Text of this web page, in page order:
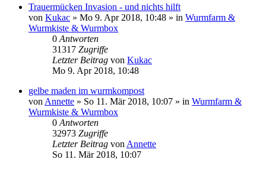
Trauermücken Invasion - und nichts hilft
von Kukac » Mo 9. Apr 2018, 10:48 » in Wurmfarm &
Wurmkiste & Wurmbox
0 Antworten
31317 Zugriffe
Letzter Beitrag von Kukac
Mo 9. Apr 2018, 10:48
gelbe maden im wurmkompost
von Annette » So 11. Mär 2018, 10:07 » in Wurmfarm &
Wurmkiste & Wurmbox
0 Antworten
32973 Zugriffe
Letzter Beitrag von Annette
So 11. Mär 2018, 10:07